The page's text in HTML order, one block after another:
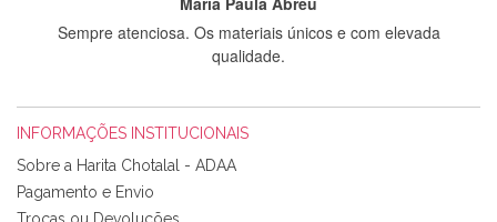
Sempre atenciosa. Os materiais únicos e com elevada
qualidade.
Tudo chegou em condições, pois os produtos vieram muito
bem acondicionados. Estou plenamente satisfeita com os
INFORMAÇÕES INSTITUCIONAIS
Sobre a Harita Chotalal - ADAA
Pagamento e Envio